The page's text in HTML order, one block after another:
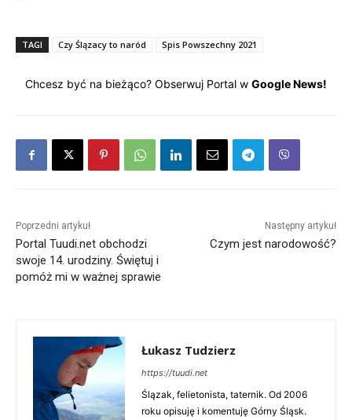
TAGI Czy Ślązacy to naród Spis Powszechny 2021
Chcesz być na bieżąco? Obserwuj Portal w Google News!
Poprzedni artykuł
Portal Tuudi.net obchodzi
swoje 14. urodziny. Świętuj i
pomóż mi w ważnej sprawie
Następny artykuł
Czym jest narodowość?
Łukasz Tudzierz
https://tuudi.net
Ślązak, felietonista, taternik. Od 2006
roku opisuję i komentuję Górny Śląsk.